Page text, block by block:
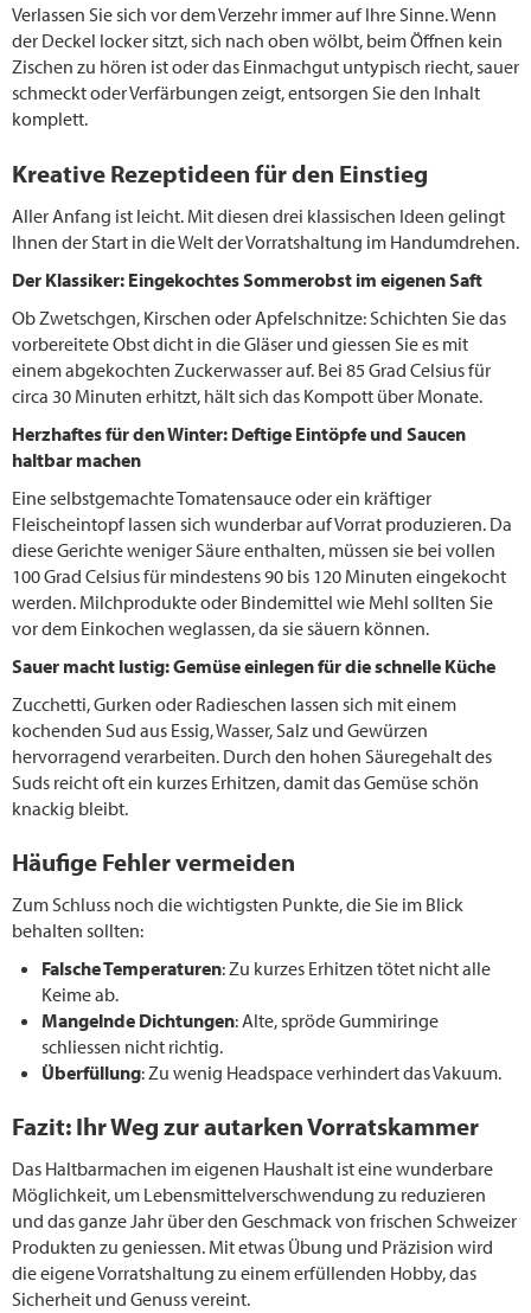
Verlassen Sie sich vor dem Verzehr immer auf Ihre Sinne. Wenn
der Deckel locker sitzt, sich nach oben wölbt, beim Öffnen kein
Zischen zu hören ist oder das Einmachgut untypisch riecht, sauer
schmeckt oder Verfärbungen zeigt, entsorgen Sie den Inhalt
komplett.
Kreative Rezeptideen für den Einstieg
Aller Anfang ist leicht. Mit diesen drei klassischen Ideen gelingt
Ihnen der Start in die Welt der Vorratshaltung im Handumdrehen.
Der Klassiker: Eingekochtes Sommerobst im eigenen Saft
Ob Zwetschgen, Kirschen oder Apfelschnitze: Schichten Sie das
vorbereitete Obst dicht in die Gläser und giessen Sie es mit
einem abgekochten Zuckerwasser auf. Bei 85 Grad Celsius für
circa 30 Minuten erhitzt, hält sich das Kompott über Monate.
Herzhaftes für den Winter: Deftige Eintöpfe und Saucen
haltbar machen
Eine selbstgemachte Tomatensauce oder ein kräftiger
Fleischeintopf lassen sich wunderbar auf Vorrat produzieren. Da
diese Gerichte weniger Säure enthalten, müssen sie bei vollen
100 Grad Celsius für mindestens 90 bis 120 Minuten eingekocht
werden. Milchprodukte oder Bindemittel wie Mehl sollten Sie
vor dem Einkochen weglassen, da sie säuern können.
Sauer macht lustig: Gemüse einlegen für die schnelle Küche
Zucchetti, Gurken oder Radieschen lassen sich mit einem
kochenden Sud aus Essig, Wasser, Salz und Gewürzen
hervorragend verarbeiten. Durch den hohen Säuregehalt des
Suds reicht oft ein kurzes Erhitzen, damit das Gemüse schön
knackig bleibt.
Häufige Fehler vermeiden
Zum Schluss noch die wichtigsten Punkte, die Sie im Blick
behalten sollten:
Falsche Temperaturen: Zu kurzes Erhitzen tötet nicht alle
Keime ab.
Mangelnde Dichtungen: Alte, spröde Gummiringe
schliessen nicht richtig.
Überfüllung: Zu wenig Headspace verhindert das Vakuum.
Fazit: Ihr Weg zur autarken Vorratskammer
Das Haltbarmachen im eigenen Haushalt ist eine wunderbare
Möglichkeit, um Lebensmittelverschwendung zu reduzieren
und das ganze Jahr über den Geschmack von frischen Schweizer
Produkten zu geniessen. Mit etwas Übung und Präzision wird
die eigene Vorratshaltung zu einem erfüllenden Hobby, das
Sicherheit und Genuss vereint.